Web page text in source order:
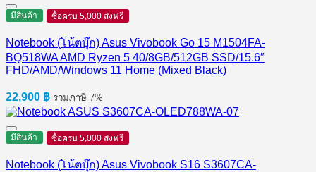
มีสินค้า ซื้อครบ 5,000 ส่งฟรี
Notebook (โน้ตบุ๊ก) Asus Vivobook Go 15 M1504FA-
BQ518WA AMD Ryzen 5 40/8GB/512GB SSD/15.6″
FHD/AMD/Windows 11 Home (Mixed Black)
22,900 ฿ รวมภาษี 7%
มีสินค้า ซื้อครบ 5,000 ส่งฟรี
Notebook (โน้ตบุ๊ก) Asus Vivobook S16 S3607CA-